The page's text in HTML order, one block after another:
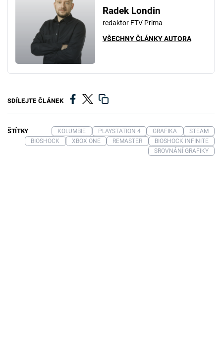
Radek Londin
redaktor FTV Prima
VŠECHNY ČLÁNKY AUTORA
SDÍLEJTE ČLÁNEK
ŠTÍTKY KOLUMBIE PLAYSTATION 4 GRAFIKA
STEAM
BIOSHOCK
XBOX ONE REMASTER
BIOSHOCK INFINITE
SROVNÁNÍ GRAFIKY